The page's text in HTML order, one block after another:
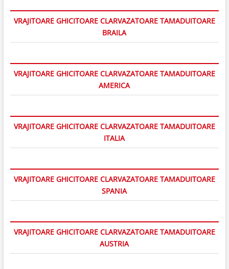
VRAJITOARE GHICITOARE CLARVAZATOARE TAMADUITOARE
BRAILA
VRAJITOARE GHICITOARE CLARVAZATOARE TAMADUITOARE
AMERICA
VRAJITOARE GHICITOARE CLARVAZATOARE TAMADUITOARE
ITALIA
VRAJITOARE GHICITOARE CLARVAZATOARE TAMADUITOARE
SPANIA
VRAJITOARE GHICITOARE CLARVAZATOARE TAMADUITOARE
AUSTRIA